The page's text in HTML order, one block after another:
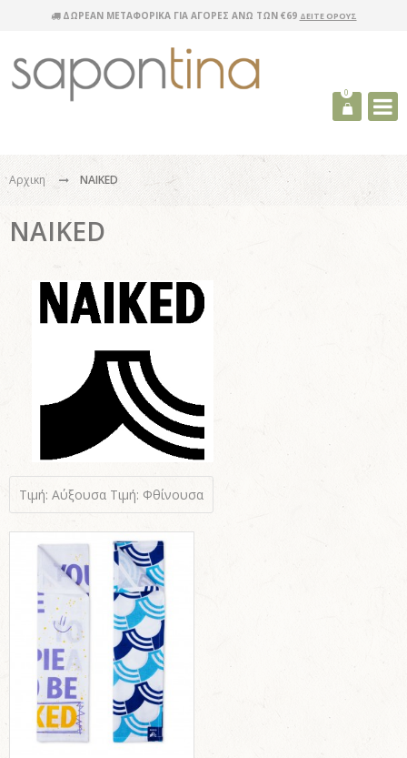
ΔΩΡΕΑΝ ΜΕΤΑΦΟΡΙΚΑ ΓΙΑ ΑΓΟΡΕΣ ΑΝΩ ΤΩΝ €69 ΔΕΙΤΕ ΟΡΟΥΣ
0
Αρχικη NAIKED
NAIKED
Τιμή: Αύξουσα Τιμή: Φθίνουσα